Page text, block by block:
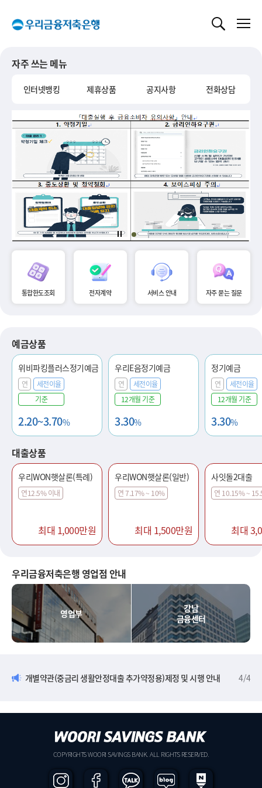
자주 쓰는 메뉴
인터넷뱅킹 제휴상품 공지사항 전화상담
통합한도조회 전자계약 서비스 안내 자주 묻는 질문
예금상품
위비파킹플러스정기예금
연
세전이율
기준
2.20~3.70%
우리E음정기예금
연
세전이율
12개월 기준
3.30%
정기예금
연
세전이율
12개월 기준
3.30%
대출상품
우리WON햇살론(특례)
연12.5% 이내
최대 1,000만원
우리WON햇살론(일반)
연 7.17% ~ 10%
최대 1,500만원
사잇돌2대출
연 10.15% ~
최대
우리금융저축은행 영업점 안내
영업부
강남
금융센터
개별약관(중금리 생활안정대출 추가약정용)제정 및 시행 안내 4/4
COPYRIGHTS WOORI SAVINGS BANK. ALL RIGHTS RESERVED.